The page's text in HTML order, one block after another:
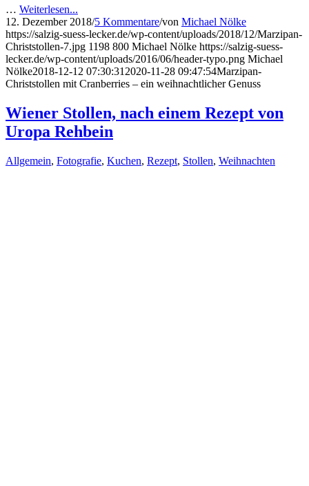
… Weiterlesen...
12. Dezember 2018/5 Kommentare/von Michael Nölke
https://salzig-suess-lecker.de/wp-content/uploads/2018/12/Marzipan-
Christstollen-7.jpg 1198 800 Michael Nölke https://salzig-suess-
lecker.de/wp-content/uploads/2016/06/header-typo.png Michael
Nölke2018-12-12 07:30:31 2020-11-28 09:47:54Marzipan-
Christstollen mit Cranberries – ein weihnachtlicher Genuss
Wiener Stollen, nach einem Rezept von
Uropa Rehbein
Allgemein, Fotografie, Kuchen, Rezept, Stollen, Weihnachten